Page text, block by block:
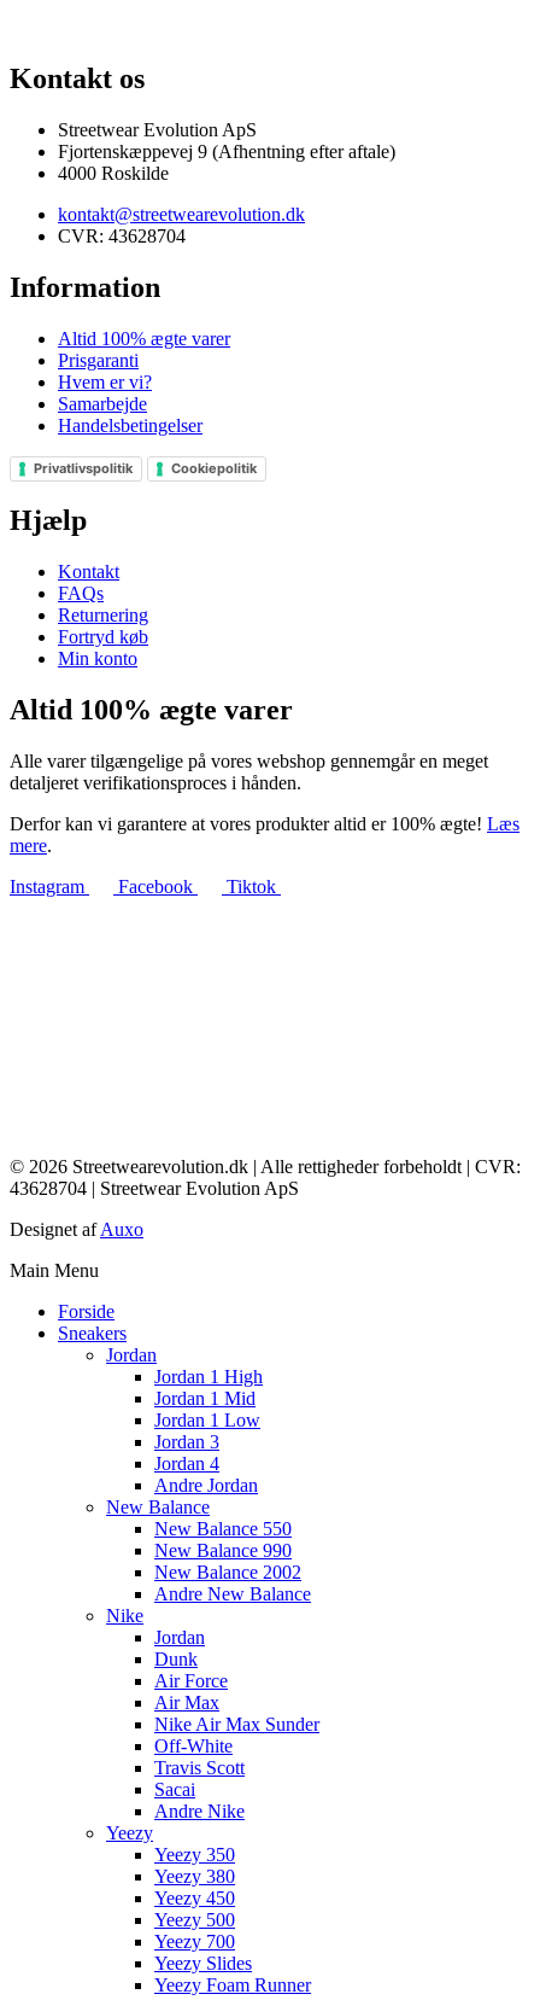
Kontakt os
Streetwear Evolution ApS
Fjortenskæppevej 9 (Afhentning efter aftale)
4000 Roskilde
kontakt@streetwearevolution.dk
CVR: 43628704
Information
Altid 100% ægte varer
Prisgaranti
Hvem er vi?
Samarbejde
Handelsbetingelser
Privatlivspolitik Cookiepolitik
Hjælp
Kontakt
FAQs
Returnering
Fortryd køb
Min konto
Altid 100% ægte varer
Alle varer tilgængelige på vores webshop gennemgår en meget
detaljeret verifikationsproces i hånden.
Derfor kan vi garantere at vores produkter altid er 100% ægte! Læs
mere.
Instagram
Facebook Tiktok
© 2026 Streetwearevolution.dk | Alle rettigheder forbeholdt | CVR:
43628704 | Streetwear Evolution ApS
Designet afAuxo
Main Menu
Forside
Sneakers
Jordan
Jordan 1 High
Jordan 1 Mid
Jordan 1 Low
Jordan 3
Jordan 4
Andre Jordan
New Balance
New Balance 550
New Balance 990
New Balance 2002
Andre New Balance
Nike
Jordan
Dunk
Air Force
Air Max
Nike Air Max Sunder
Off-White
Travis Scott
Sacai
Andre Nike
Yeezy
Yeezy 350
Yeezy 380
Yeezy 450
Yeezy 500
Yeezy 700
Yeezy Slides
Yeezy Foam Runner